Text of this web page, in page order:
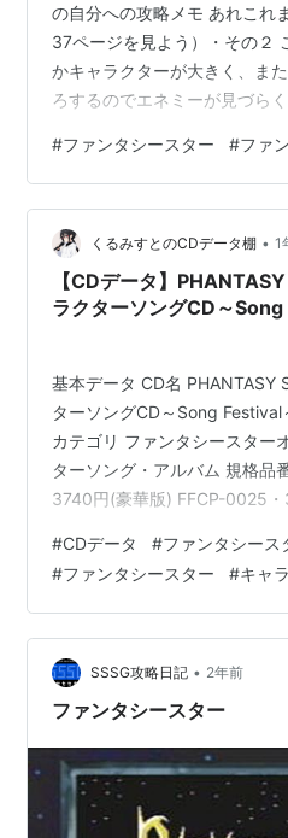
の自分への攻略メモ あれこれ
37ページを見よう）・その２
かキャラクターが大きく、ま
ろするのでエネミーが見づら
つ若干視点を回して、斜めか
やすくなります。慣れてくる
ネミーを見渡すように視点を
中に背後のポボマー（廃棄都
弾を攻撃を中断して躱したり
うになります。 これらの操作
#ファンタシースター #ファ
くるみすとのCDデータ棚 • 1
【CDデータ】
ラクターソングCD～
基本データ CD名 PHANTASY
ターソングCD～Song
カテゴリ ファンタシースター
ターソング・アルバム 規格品
3740円(豪華版) FFCP-0025
ラインだけでもないのが迷い
ト 1.プロローグ (ミニドラマ)
歌:カトリ(CV.桑島法子) 3.武
ミ(CV.中原麻衣…
#CDデータ #ファンタシース
#ファンタシースター #キャ
SSSG攻略日記 • 2年前
ファンタシースター